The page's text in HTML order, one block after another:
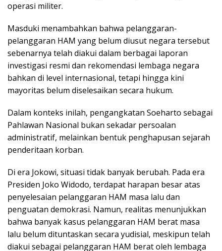
operasi militer.
Masduki menambahkan bahwa pelanggaran-
pelanggaran HAM yang belum diusut negara tersebut
sebenarnya telah diakui dalam berbagai laporan
investigasi resmi dan rekomendasi lembaga negara
bahkan di level internasional, tetapi hingga kini
mayoritas belum diselesaikan secara hukum.
Dalam konteks inilah, pengangkatan Soeharto sebagai
Pahlawan Nasional bukan sekadar persoalan
administratif, melainkan bentuk penghapusan sejarah
penderitaan korban.
Di era Jokowi, situasi tidak banyak berubah. Pada era
Presiden Joko Widodo, terdapat harapan besar atas
penyelesaian pelanggaran HAM masa lalu dan
penguatan demokrasi. Namun, realitas menunjukkan
bahwa banyak kasus pelanggaran HAM berat masa
lalu belum dituntaskan secara yudisial, meskipun telah
diakui sebagai pelanggaran HAM berat oleh lembaga